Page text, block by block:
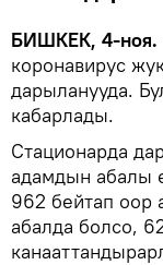
БИШКЕК, 4-ноя.
коронавирус
дарыланууда.
кабарлады.
Стационарда
адамдын абалы
962 бейтап оор
абалда болсо,